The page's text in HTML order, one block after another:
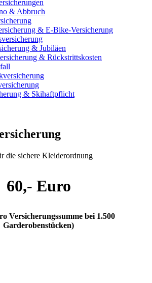
& Abbruch
& E-Bike-Versicherung
& Jubiläen
& Rückstrittskosten
& Skihaftpflicht
die sichere Kleiderordnung
60,- Euro
Versicherungssumme bei 1.500
Garderobenstücken)